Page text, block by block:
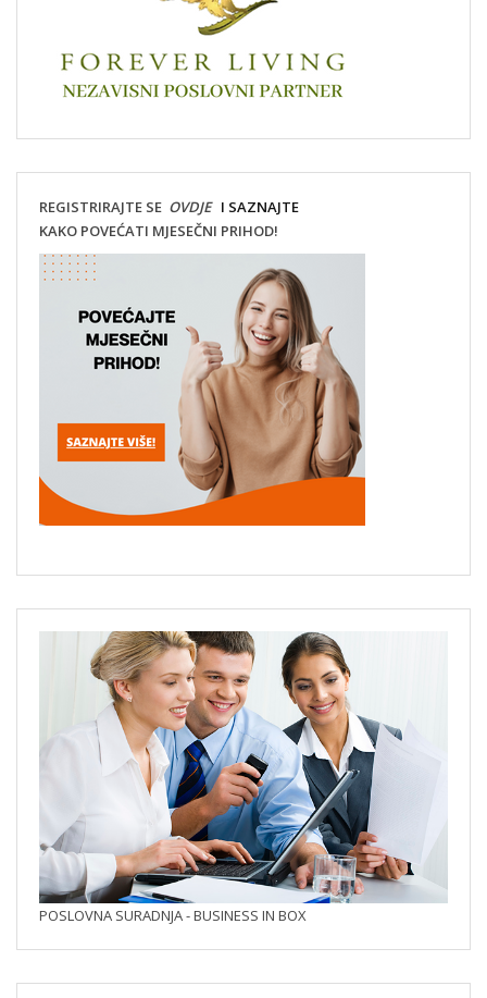
REGISTRIRAJTE SE OVDJEI SAZNAJTE
KAKO POVEĆATI MJESEČNI PRIHOD!
POSLOVNA SURADNJA - BUSINESS IN BOX